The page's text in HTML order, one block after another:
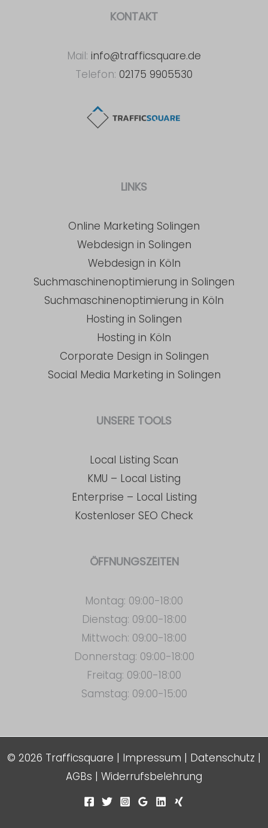
KONTAKT
Mail: info@trafficsquare.de
Telefon: 02175 9905530
LINKS
Online Marketing Solingen
Webdesign in Solingen
Webdesign in Köln
Suchmaschinenoptimierung in Solingen
Suchmaschinenoptimierung in Köln
Hosting in Solingen
Hosting in Köln
Corporate Design in Solingen
Social Media Marketing in Solingen
UNSERE TOOLS
Local Listing Scan
KMU – Local Listing
Enterprise – Local Listing
Kostenloser SEO Check
ÖFFNUNGSZEITEN
Montag: 09:00-18:00
Dienstag: 09:00-18:00
Mittwoch: 09:00-18:00
Donnerstag: 09:00-18:00
Freitag: 09:00-18:00
Samstag: 09:00-15:00
© 2026 Trafficsquare | Impressum | Datenschutz |
AGBs | Widerrufsbelehrung